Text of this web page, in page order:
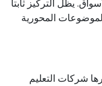
يظل التركيز ثابتا
المحورية
شركات التعليم